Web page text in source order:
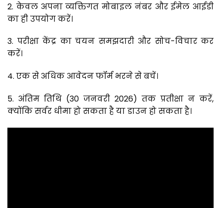
2. केवल अपना व्यक्तिगत मोबाइल नंबर और ईमेल आईडी
का ही उपयोग करें।
3. परीक्षा केंद्र का चयन समझदारी और सोच-विचार कर
करें।
4. एक से अधिक आवेदन फॉर्म भरने से बचें।
5. अंतिम तिथि (30 जनवरी 2026) तक प्रतीक्षा न करें,
क्योंकि सर्वर धीमा हो सकता है या डाउन हो सकता है।